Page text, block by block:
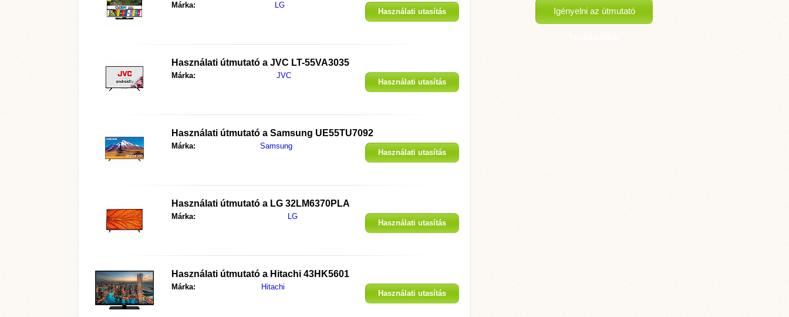
Márka: LG
Használati utasítás
Használati útmutató a JVC LT-55VA3035
Márka: JVC
Használati utasítás
Használati útmutató a Samsung UE55TU7092
Márka: Samsung
Használati utasítás
Használati útmutató a LG 32LM6370PLA
Márka: LG
Használati utasítás
Használati útmutató a Hitachi 43HK5601
Márka: Hitachi
Használati utasítás
Igényelni az útmutató